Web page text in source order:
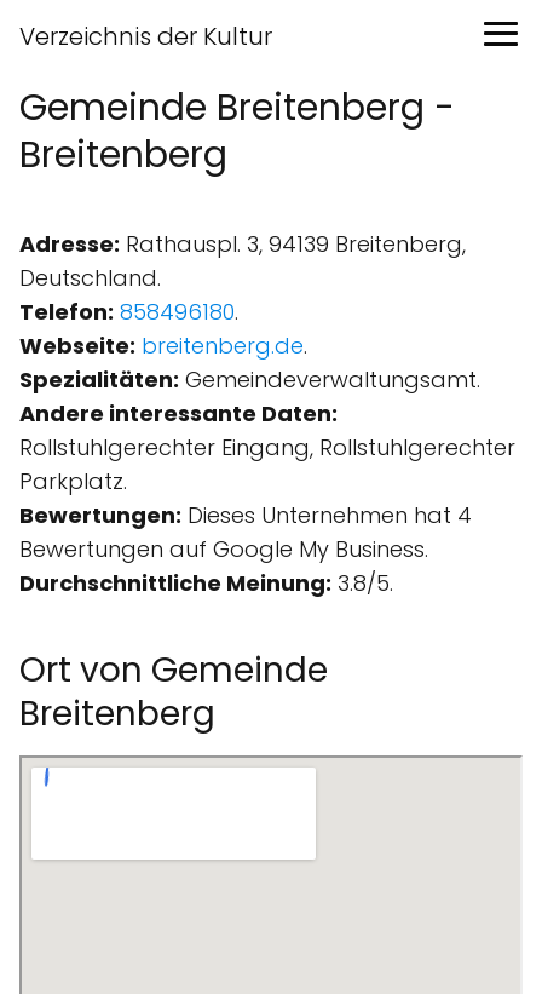
Verzeichnis der Kultur
Gemeinde Breitenberg -
Breitenberg
Adresse: Rathauspl. 3, 94139 Breitenberg,
Deutschland.
Telefon: 858496180.
Webseite: breitenberg.de.
Spezialitäten: Gemeindeverwaltungsamt.
Andere interessante Daten:
Rollstuhlgerechter Eingang, Rollstuhlgerechter
Parkplatz.
Bewertungen: Dieses Unternehmen hat 4
Bewertungen auf Google My Business.
Durchschnittliche Meinung: 3.8/5.
Ort von Gemeinde
Breitenberg